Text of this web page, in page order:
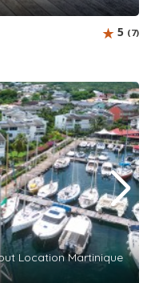
5 (7)
Location Martinique